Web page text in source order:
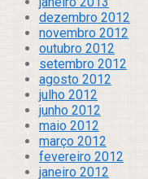
dezembro 2012
novembro 2012
outubro 2012
setembro 2012
agosto 2012
julho 2012
junho 2012
maio 2012
março 2012
fevereiro 2012
janeiro 2012